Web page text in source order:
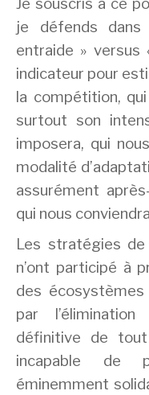
je défends dans
entraide » versus
indicateur pour
la compétition,
surtout son
imposera, qui
modalité
assurément
qui nous
Les stratégies
n’ont participé à
des
par
définitive de tout
incapable de
éminemment